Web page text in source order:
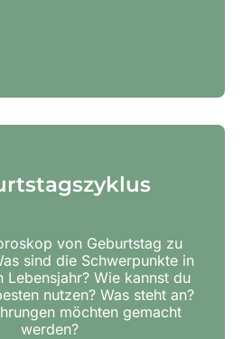
von Geburtstag zu
sind die Schwerpunkte in
Lebensjahr? Wie kannst du
nutzen? Was steht an?
möchten gemacht
werden?